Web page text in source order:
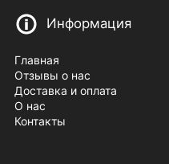
Информация
Главная
Отзывы о нас
Доставка и оплата
О нас
Контакты